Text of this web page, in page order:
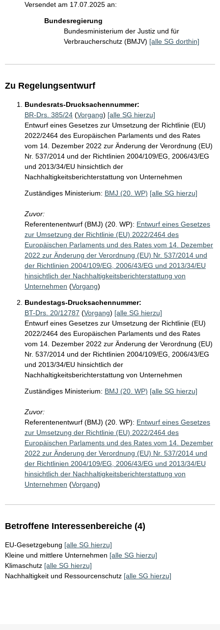
Versendet am 17.07.2025 an:
Bundesregierung
Bundesministerium der Justiz und für
Verbraucherschutz (BMJV) [alle SG dorthin]
Zu Regelungsentwurf
Bundesrats-Drucksachennummer:
BR-Drs. 385/24 (Vorgang) [alle SG hierzu]
Entwurf eines Gesetzes zur Umsetzung der Richtlinie (EU)
2022/2464 des Europäischen Parlaments und des Rates
vom 14. Dezember 2022 zur Änderung der Verordnung (EU)
Nr. 537/2014 und der Richtlinien 2004/109/EG, 2006/43/EG
und 2013/34/EU hinsichtlich der
Nachhaltigkeitsberichterstattung von Unternehmen
Zuständiges Ministerium: BMJ (20. WP) [alle SG hierzu]
Zuvor:
Referentenentwurf (BMJ) (20. WP): Entwurf eines Gesetzes
zur Umsetzung der Richtlinie (EU) 2022/2464 des
Europäischen Parlaments und des Rates vom 14. Dezember
2022 zur Änderung der Verordnung (EU) Nr. 537/2014 und
der Richtlinien 2004/109/EG, 2006/43/EG und 2013/34/EU
hinsichtlich der Nachhaltigkeitsberichterstattung von
Unternehmen (Vorgang)
Bundestags-Drucksachennummer:
BT-Drs. 20/12787 (Vorgang) [alle SG hierzu]
Entwurf eines Gesetzes zur Umsetzung der Richtlinie (EU)
2022/2464 des Europäischen Parlaments und des Rates
vom 14. Dezember 2022 zur Änderung der Verordnung (EU)
Nr. 537/2014 und der Richtlinien 2004/109/EG, 2006/43/EG
und 2013/34/EU hinsichtlich der
Nachhaltigkeitsberichterstattung von Unternehmen
Zuständiges Ministerium: BMJ (20. WP) [alle SG hierzu]
Zuvor:
Referentenentwurf (BMJ) (20. WP): Entwurf eines Gesetzes
zur Umsetzung der Richtlinie (EU) 2022/2464 des
Europäischen Parlaments und des Rates vom 14. Dezember
2022 zur Änderung der Verordnung (EU) Nr. 537/2014 und
der Richtlinien 2004/109/EG, 2006/43/EG und 2013/34/EU
hinsichtlich der Nachhaltigkeitsberichterstattung von
Unternehmen (Vorgang)
Betroffene Interessenbereiche (4)
EU-Gesetzgebung [alle SG hierzu]
Kleine und mittlere Unternehmen [alle SG hierzu]
Klimaschutz [alle SG hierzu]
Nachhaltigkeit und Ressourcenschutz [alle SG hierzu]